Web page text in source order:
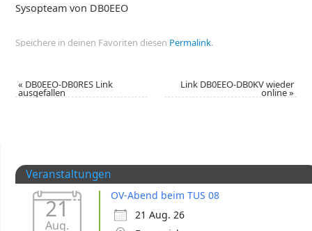
Sysopteam von DB0EEO
Speichere in deinen Favoriten diesen Permalink.
« DB0EEO-DB0RES Link
ausgefallen
Link DB0EEO-DB0KV wieder
online»
Veranstaltungen
21
Aug.
OV-Abend beim TUS 08
21 Aug. 26